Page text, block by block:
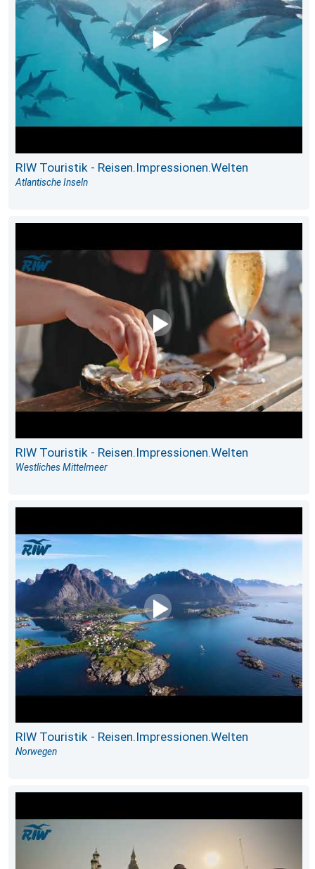
RIW Touristik - Reisen.Impressionen.Welten
Atlantische Inseln
RIW Touristik - Reisen.Impressionen.Welten
Westliches Mittelmeer
RIW Touristik - Reisen.Impressionen.Welten
Norwegen